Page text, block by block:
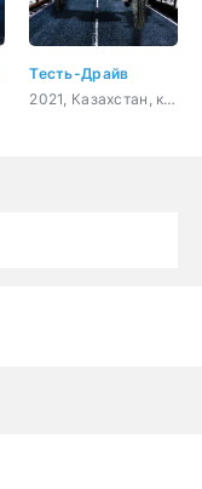
Тесть-Драйв
2021, Казахстан, комедия